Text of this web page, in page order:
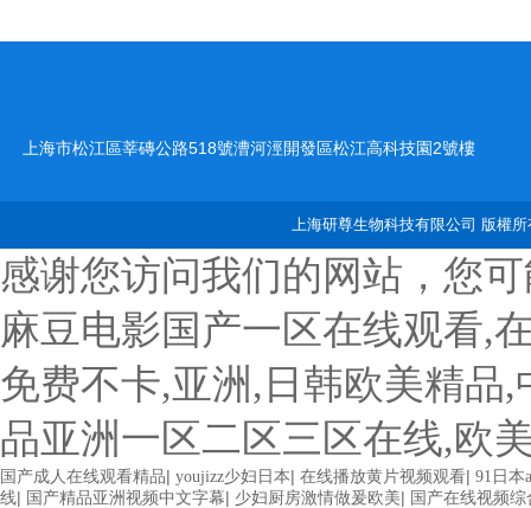
上海市松江區莘磚公路518號漕河涇開發區松江高科技園2號樓
上海研尊生物科技有限公司 版權
感谢您访问我们的网站，您
麻豆电影国产一区在线观看,
免费不卡,亚洲,日韩欧美精品
品亚洲一区二区三区在线,欧
国产成人在线观看精品| youjizz少妇日本| 在线播放黄片视频观看| 91日本
线| 国产精品亚洲视频中文字幕| 少妇厨房激情做爰欧美| 国产在线视频综